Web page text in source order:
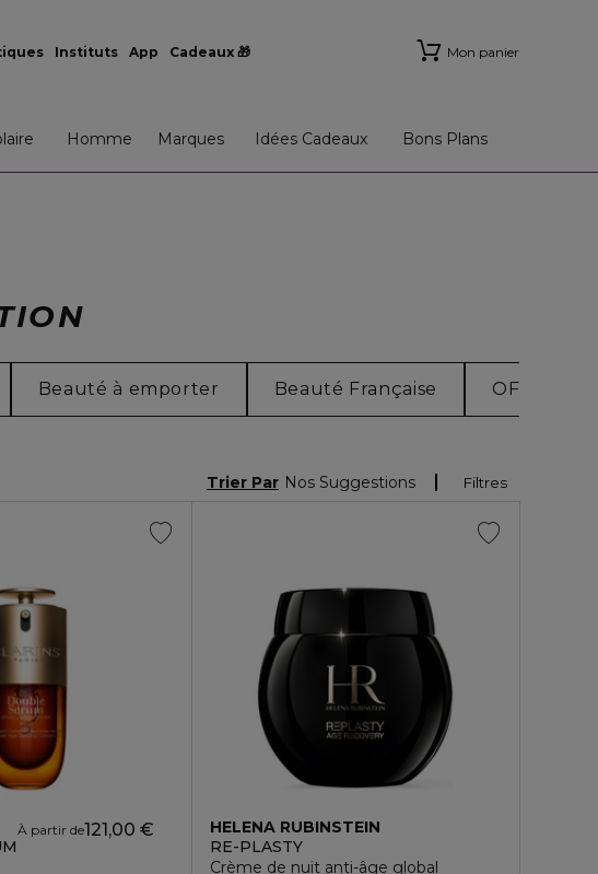
Instituts App Cadeaux 🎁 Mon panier
Homme Marques Idées Cadeaux Bons Plans
Beauté à emporter Beauté Française OFFRE
Filtres
Trier Par Nos Suggestions
À partir de121,00 €
HELENA RUBINSTEIN
RE-PLASTY
Crème de nuit anti-âge global